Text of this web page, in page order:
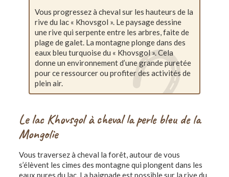
Vous progressez à cheval sur les hauteurs de la
rive du lac « Khovsgol ». Le paysage dessine
une rive qui serpente entre les arbres, faite de
plage de galet. La montagne plonge dans des
eaux bleu turquoise du « Khovsgol ». Cela
donne un environnement d’une grande puretée
pour ce ressourcer ou profiter des activités de
plein air.
Le lac Khovsgol à cheval la perle bleu de la
Mongolie
Vous traversez à cheval la forêt, autour de vous
s’élèvent les cimes des montagne qui plongent dans les
eaux pures du lac. La baignade est possible sur la rive du